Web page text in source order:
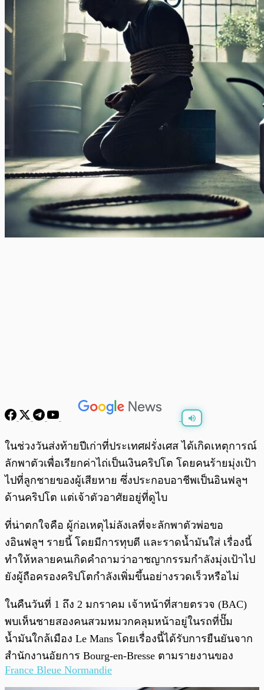
พร้อมเล่น 0:00
ในช่วงวันส่งท้ายปีเก่าที่ประเทศฝรั่งเศส ได้เกิดเหตุการณ์
ลักพาตัวเพื่อเรียกค่าไถ่เป็นเงินคริปโต โดยคนร้ายมุ่งเป้า
ไปที่ลูกชายของผู้เสียหาย ซึ่งประกอบอาชีพเป็นอินฟลูฯ
ด้านคริปโต แต่เจ้าตัวอาศัยอยู่ที่ดูไบ
ที่น่าตกใจคือ ผู้ก่อเหตุไม่ลังเลที่จะลักพาตัวพ่อขอ
งอินฟลูฯ รายนี้ โดยมีการทุบตี และราดน้ำมันใส่ เรื่องนี้
ทำให้หลายคนเกิดคำถามว่าอาชญากรรมกำลังมุ่งเป้าไป
ยังผู้ถือครองคริปโตกำลังเพิ่มขึ้นอย่างรวดเร็วหรือไม่
ในคืนวันที่ 1 ถึง 2 มกราคม เจ้าหน้าที่สายตรวจ (BAC)
พบเห็นชายสองคนสวมหมวกคลุมหน้าอยู่ในรถที่ปั๊ม
น้ำมันใกล้เมือง Le Mans โดยเรื่องนี้ได้รับการยืนยันจาก
สำนักงานอัยการ Bourg-en-Bresse ตามรายงานของ
France Bleue Normandie